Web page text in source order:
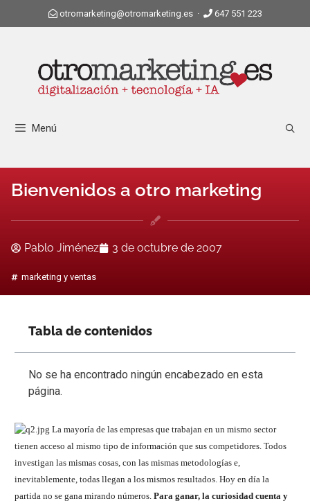
otromarketing@otromarketing.es· 647 551 223
Menú
Bienvenidos a otro marketing
Pablo Jiménez 3 de octubre de 2007
marketing y ventas
La mayoría de las empresas que trabajan en un mismo sector
tienen acceso al mismo tipo de información que sus competidores. Todos
investigan las mismas cosas, con las mismas metodologías e,
inevitablemente, todas llegan a los mismos resultados. Hoy en día la
partida no se gana mirando números. Para ganar, la curiosidad cuenta y
Tabla de contenidos
No se ha encontrado ningún encabezado en esta
página.